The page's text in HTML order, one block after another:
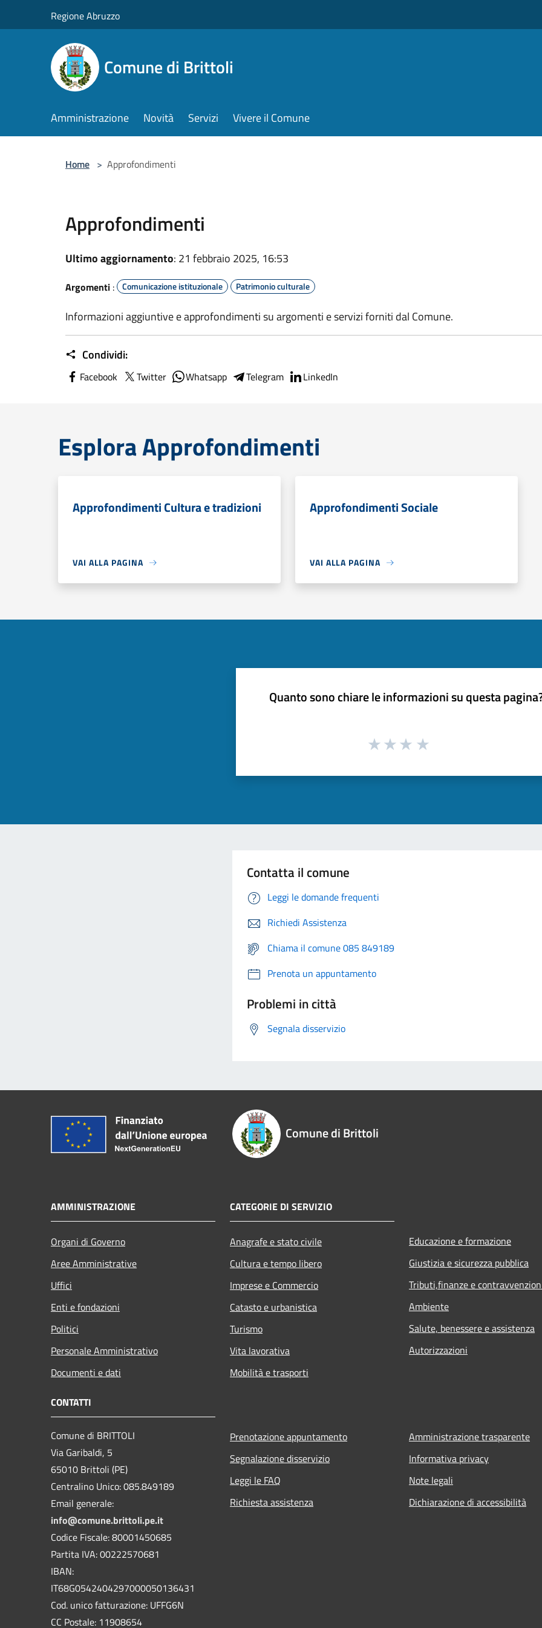
Regione Abruzzo
Comune di Brittoli
Amministrazione Novità Servizi Vivere il Comune
Home > Approfondimenti
Approfondimenti
Ultimo aggiornamento: 21 febbraio 2025, 16:53
Argomenti : Comunicazione istituzionale Patrimonio culturale
Informazioni aggiuntive e approfondimenti su argomenti e servizi forniti dal Comune.
Condividi:
Facebook Twitter Whatsapp Telegram LinkedIn
Esplora Approfondimenti
Approfondimenti Cultura e tradizioni
VAI ALLA PAGINA
Approfondimenti Sociale
VAI ALLA PAGINA
Quanto sono chiare le informazioni su questa
Contatta il comune
Leggi le domande frequenti
Richiedi Assistenza
Chiama il comune 085 849189
Prenota un appuntamento
Problemi in città
Segnala disservizio
Comune di Brittoli
AMMINISTRAZIONE
Organi di Governo
Aree Amministrative
Uffici
Enti e fondazioni
Politici
Personale Amministrativo
Documenti e dati
CATEGORIE DI SERVIZIO
Anagrafe e stato civile
Cultura e tempo libero
Imprese e Commercio
Catasto e urbanistica
Turismo
Vita lavorativa
Mobilità e trasporti
Educazione e formazione
Giustizia e sicurezza pubblica
Tributi,finanze e
Ambiente
Salute, benessere e assistenza
Autorizzazioni
CONTATTI
Comune di BRITTOLI
Via Garibaldi, 5
65010 Brittoli (PE)
Centralino Unico: 085.849189
Email generale:
info@comune.brittoli.pe.it
Codice Fiscale: 80001450685
Partita IVA: 00222570681
IBAN:
IT68G0542404297000050136431
Cod. unico fatturazione: UFFG6N
CC Postale: 11908654
Prenotazione appuntamento
Segnalazione disservizio
Leggi le FAQ
Richiesta assistenza
Amministrazione trasparente
Informativa privacy
Note legali
Dichiarazione di accessibilità